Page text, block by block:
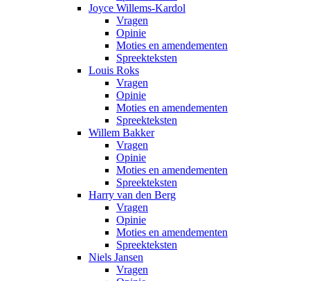
Joyce Willems-Kardol
Vragen
Opinie
Moties en amendementen
Spreekteksten
Louis Roks
Vragen
Opinie
Moties en amendementen
Spreekteksten
Willem Bakker
Vragen
Opinie
Moties en amendementen
Spreekteksten
Harry van den Berg
Vragen
Opinie
Moties en amendementen
Spreekteksten
Niels Jansen
Vragen